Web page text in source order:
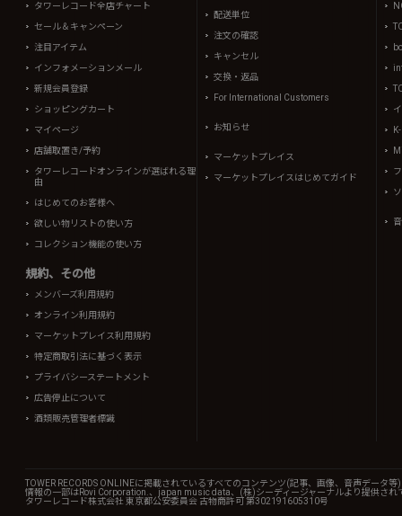
タワーレコード全店チャート
セール＆キャンペーン
注目アイテム
インフォメーションメール
新規会員登録
ショッピングカート
マイページ
店舗取置き/予約
タワーレコードオンラインが選ばれる理
由
はじめてのお客様へ
欲しい物リストの使い方
コレクション機能の使い方
規約、その他
メンバーズ利用規約
オンライン利用規約
マーケットプレイス利用規約
特定商取引法に基づく表示
プライバシーステートメント
広告停止について
酒類販売管理者標識
配送単位
注文の確認
キャンセル
交換・返品
For International Customers
お知らせ
マーケットプレイス
マーケットプレイスはじめてガイド
TOWER RECORDS ONLINEに掲載されているすべてのコンテンツ(記事、画像、音声データ
情報の一部はRovi Corporation.、japan music data、(株)シーディージャーナルより提供され
タワーレコード株式会社 東京都公安委員会 古物商許可 第302191605310号